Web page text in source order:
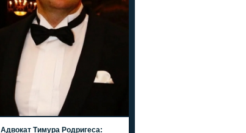
Адвокат Тимура Родригеса: